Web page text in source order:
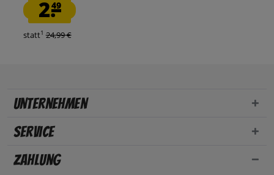
2.49
statt1 24,99 €
Unternehmen
Service
Zahlung